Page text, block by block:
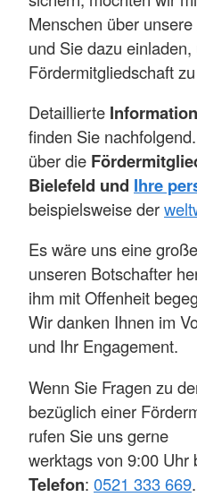
Menschen über
und Sie dazu
Fördermitgliedschaft
Detaillierte
finden Sie nachfolgend.
über die
Bielefeld und Ihre
beispielsweise der
Es wäre uns eine
unseren Botschafter
ihm mit Offenheit
Wir danken Ihnen im
und Ihr Engagement.
Wenn Sie Fragen zu
bezüglich einer
rufen Sie uns gerne
werktags von 9:00 Uhr
Telefon: 0521 333 669.